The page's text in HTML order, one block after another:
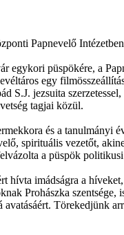
Papnevelő
püspökére, a
egy
S.J. jezsuita
tagjai közül.
és a tanulmányi
spirituális vezetőt,
a püspök
imádságra a
Prohászka
Törekedjünk